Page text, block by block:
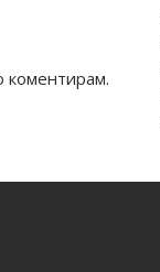
коментирам.